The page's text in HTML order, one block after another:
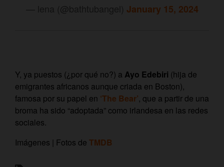
January 15, 2024
Y, ya puestos (¿por qué no?) a Ayo Edebiri (hija de
emigrantes africanos aunque criada en Boston),
famosa por su papel en ‘The Bear’, que a partir de una
broma ha sido “adoptada” como irlandesa en las redes
sociales.
Imágenes | Fotos de TMDB